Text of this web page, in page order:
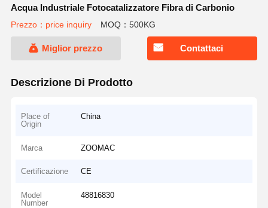
Acqua Industriale Fotocatalizzatore Fibra di Carbonio
Prezzo：price inquiry MOQ：500KG
Miglior prezzo Contattaci
Descrizione Di Prodotto
Place of
Origin
China
Marca ZOOMAC
Certificazione CE
Model
Number
48816830